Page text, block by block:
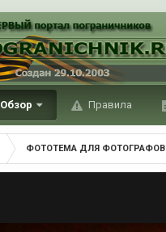
Обзор Правила
ФОТОТЕМА ДЛЯ ФОТОГРАФОВ